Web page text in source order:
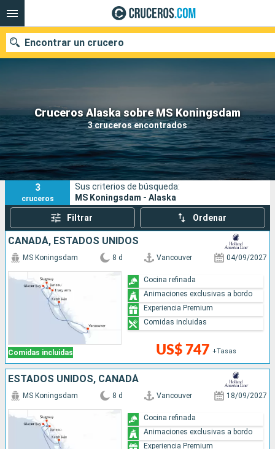
Cruceros Alaska sobre MS Koningsdam
3 cruceros encontrados
Encontrar un crucero
Nuestros destinos
Fecha de salida
Puertos Compañías
Buscar
3
cruceros
Sus criterios de búsqueda:
MS Koningsdam - Alaska
Filtrar Ordenar
CANADÁ, ESTADOS UNIDOS
Comidas incluidas
MS Koningsdam 8 d Vancouver 04/09/2027
US$ 747 +Tasas
Cocina refinada
Animaciones exclusivas a bordo
Experiencia Premium
Comidas incluidas
ESTADOS UNIDOS, CANADÁ
MS Koningsdam 8 d Vancouver 18/09/2027
Cocina refinada
Animaciones exclusivas a bordo
Experiencia Premium